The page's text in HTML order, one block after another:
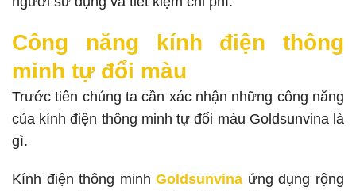
Công năng kính điện thông
minh tự đổi màu
Trước tiên chúng ta cần xác nhận những công năng
của kính điện thông minh tự đổi màu Goldsunvina là
gì.
Kính điện thông minhGoldsunvina ứng dụng rộng